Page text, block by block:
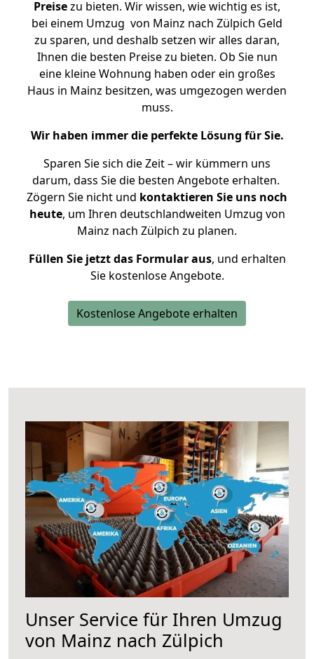
Preisezu bieten. Wir wissen, wie wichtig es ist,
bei einem Umzug von Mainz nach Zülpich Geld
zu sparen, und deshalb setzen wir alles daran,
Ihnen die besten Preise zu bieten. Ob Sie nun
eine kleine Wohnung haben oder ein großes
Haus in Mainz besitzen, was umgezogen werden
muss.
Wir haben immer die perfekte Lösung für Sie.
Sparen Sie sich die Zeit – wir kümmern uns
darum, dass Sie die besten Angebote erhalten.
Zögern Sie nicht und kontaktieren Sie uns noch
heute, um Ihren deutschlandweiten Umzug von
Mainz nach Zülpich zu planen.
Füllen Sie jetzt das Formular aus, und erhalten
Sie kostenlose Angebote.
Kostenlose Angebote erhalten
Unser Service für Ihren Umzug
von Mainz nach Zülpich